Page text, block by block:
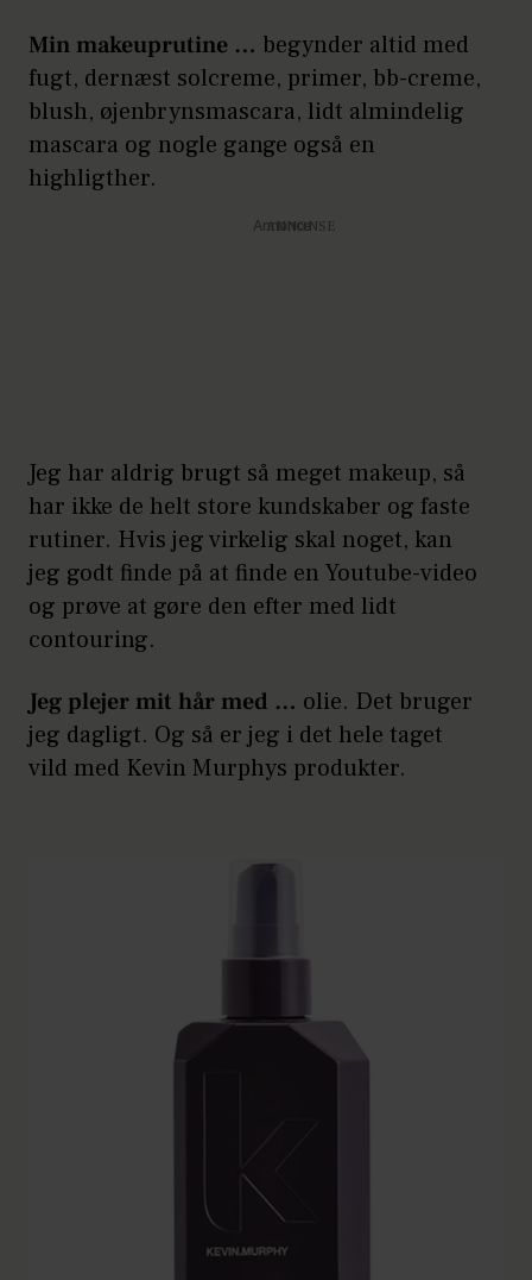
Min makeuprutine … begynder altid med
fugt, dernæst solcreme, primer, bb-creme,
blush, øjenbrynsmascara, lidt almindelig
mascara og nogle gange også en
highligther.
Annonce
Jeg har aldrig brugt så meget makeup, så
har ikke de helt store kundskaber og faste
rutiner. Hvis jeg virkelig skal noget, kan
jeg godt finde på at finde en Youtube-video
og prøve at gøre den efter med lidt
contouring.
Jeg plejer mit hår med … olie. Det bruger
jeg dagligt. Og så er jeg i det hele taget
vild med Kevin Murphys produkter.